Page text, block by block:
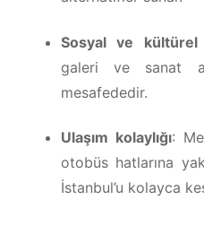
Sosyal ve kültürel
galeri ve sanat
mesafededir.
Ulaşım kolaylığı:
otobüs hatlarına
İstanbul’u kolayca